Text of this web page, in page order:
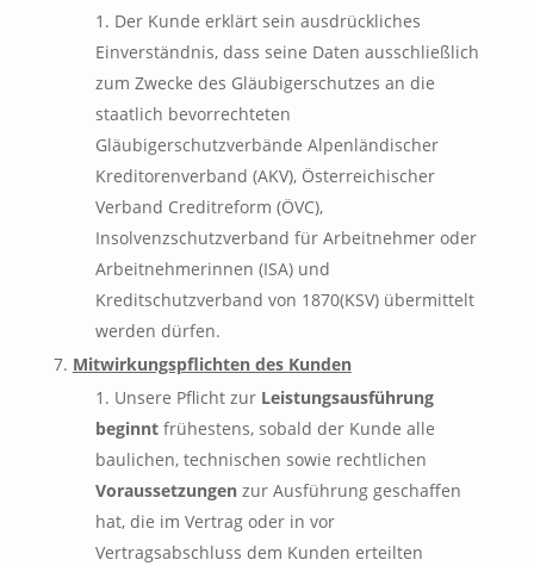
Der Kunde erklärt sein ausdrückliches
Einverständnis, dass seine Daten ausschließlich
zum Zwecke des Gläubigerschutzes an die
staatlich bevorrechteten
Gläubigerschutzverbände Alpenländischer
Kreditorenverband (AKV), Österreichischer
Verband Creditreform (ÖVC),
Insolvenzschutzverband für Arbeitnehmer oder
Arbeitnehmerinnen (ISA) und
Kreditschutzverband von 1870(KSV) übermittelt
werden dürfen.
Mitwirkungspflichten des Kunden
Unsere Pflicht zur Leistungsausführung
beginnt frühestens, sobald der Kunde alle
baulichen, technischen sowie rechtlichen
Voraussetzungen zur Ausführung geschaffen
hat, die im Vertrag oder in vor
Vertragsabschluss dem Kunden erteilten